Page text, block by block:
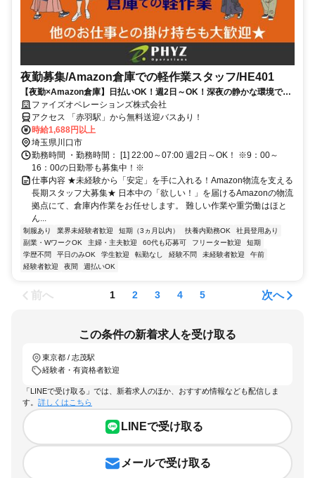
夜勤募集/Amazon倉庫での軽作業スタッフ/HE401
【夜勤×Amazon倉庫】日払いOK！週2日～OK！深夜の静かな環境でモ
クモク簡単作業！
ファイズオペレーションズ株式会社
アクセス 「赤羽駅」から無料送迎バスあり！
時給1,688円以上
埼玉県川口市
勤務時間 ・勤務時間： [1] 22:00～07:00 週2日～OK！ ※9：00～
16：00の日勤帯も募集中！※
仕事内容 ★未経験から「安定」を手に入れる！Amazon物流を支える
長期スタッフ大募集★ 日本中の「欲しい！」を届けるAmazonの物流
拠点にて、倉庫内作業をお任せします。 難しい作業や重労働はほと
ん...
制服あり 業界未経験者歓迎 短期（3ヵ月以内） 扶養内勤務OK
社員登用あり
副業・WワークOK
主婦・主夫歓迎 60代も応募可 フリーター歓迎
短期
学歴不問
平日のみOK 学生歓迎 転勤なし 経験不問 未経験者歓迎
午前
経験者歓迎
夜間 週払いOK
前へ 1 2 3 4 5 次へ
この条件の新着求人を受け取る
東京都 / 志茂駅
経験者・有資格者歓迎
「LINEで受け取る」では、新着求人のほか、おすすめ情報なども配信しま
す。 詳しくはこちら
LINEで受け取る
メールで受け取る